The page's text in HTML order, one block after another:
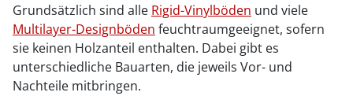
Grundsätzlich sind alle Rigid-Vinylböden und viele
Multilayer-Designböden feuchtraumgeeignet, sofern
sie keinen Holzanteil enthalten. Dabei gibt es
unterschiedliche Bauarten, die jeweils Vor- und
Nachteile mitbringen.